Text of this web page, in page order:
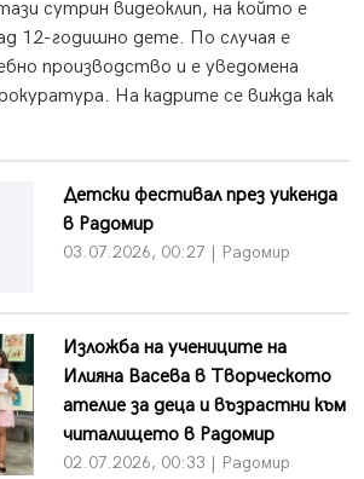
сутрин видеоклип, на който е
12-годишно дете. По случая е
производство и е уведомена
На кадрите се вижда как
Детски фестивал през уикенда
в Радомир
03.07.2026, 00:27 | Радомир
Изложба на учениците на
Илияна Васева в Творческото
ателие за деца и възрастни към
читалището в Радомир
02.07.2026, 00:33 | Радомир